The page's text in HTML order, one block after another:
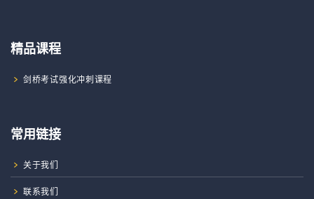
精品课程
剑桥考试强化冲刺课程
常用链接
关于我们
联系我们